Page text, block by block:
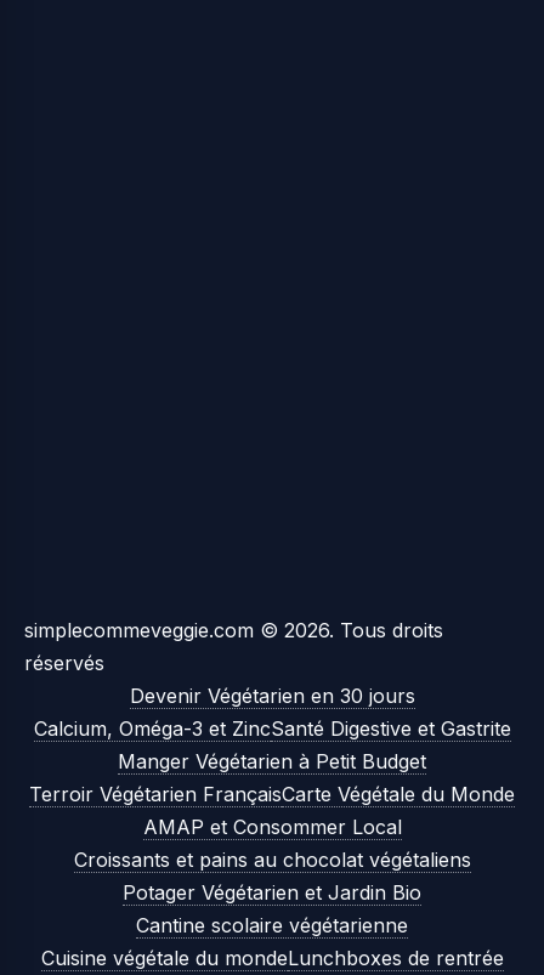
simplecommeveggie.com © 2026. Tous droits
réservés
Devenir Végétarien en 30 jours
Calcium, Oméga-3 et ZincSanté Digestive et Gastrite
Manger Végétarien à Petit Budget
Terroir Végétarien FrançaisCarte Végétale du Monde
AMAP et Consommer Local
Croissants et pains au chocolat végétaliens
Potager Végétarien et Jardin Bio
Cantine scolaire végétarienne
Cuisine végétale du mondeLunchboxes de rentrée